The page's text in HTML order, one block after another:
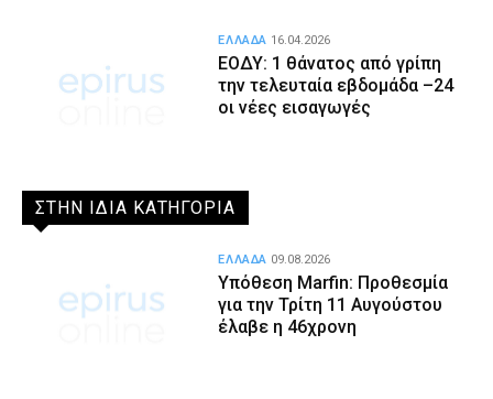
ΕΟΔΥ: 1 θάνατος από γρίπη
την τελευταία εβδομάδα –24
οι νέες εισαγωγές
ΕΛΛΑΔΑ 16.04.2026
ΣΤΗΝ ΙΔΙΑ ΚΑΤΗΓΟΡΙΑ
Υπόθεση Marfin: Προθεσμία
για την Τρίτη 11 Αυγούστου
έλαβε η 46χρονη
ΕΛΛΑΔΑ 09.08.2026